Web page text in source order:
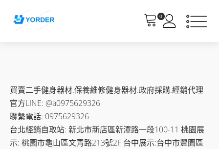
0
買賣二手健身器材.保養維修健身器材.政府採購.經銷代理
官方LINE: @a0975629326
聯繫電話: 0975629326
台北經銷自取站: 新北市新店區新潭路一段100-11 桃園展
示: 桃園市龜山區文青路213號2F 台中展示:台中市豐園區